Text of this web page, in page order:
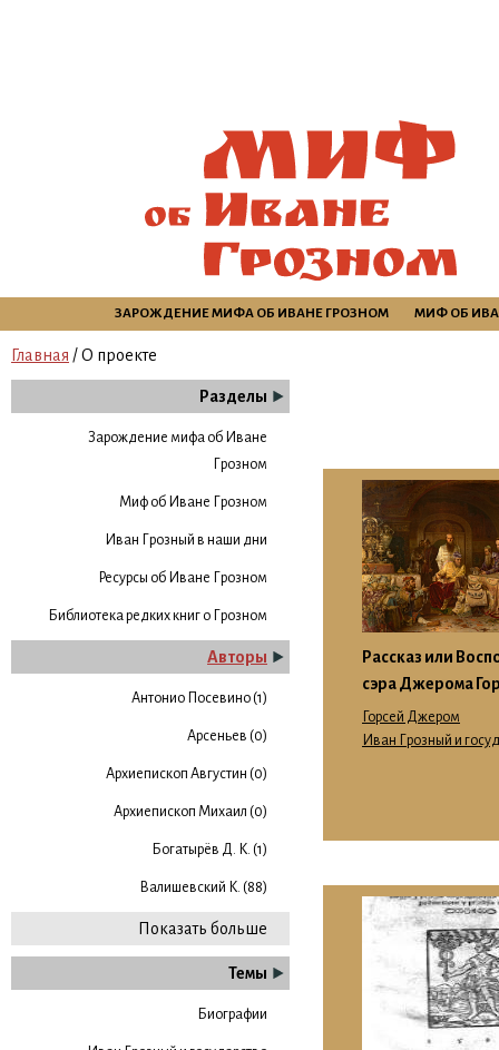
ЗАРОЖДЕНИЕ МИФА ОБ ИВАНЕ ГРОЗНОМ МИФ ОБ
Главная / О проекте
Разделы
Зарождение мифа об Иване
Грозном
Миф об Иване Грозном
Иван Грозный в наши дни
Ресурсы об Иване Грозном
Библиотека редких книг о Грозном
Авторы
Антонио Посевино (1)
Арсеньев (0)
Архиепископ Августин (0)
Архиепископ Михаил (0)
Богатырёв Д. К. (1)
Валишевский К. (88)
Показать больше
Темы
Биографии
Рассказ или
сэра Джерома
Горсей Джером
Иван Грозный и